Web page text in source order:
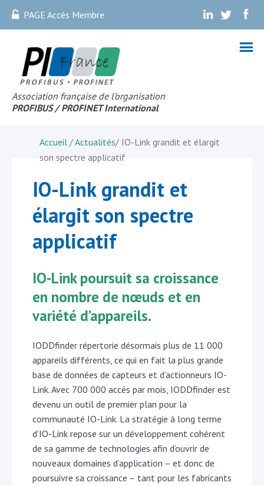
PAGE Accès Membre . . .
Association française de l’organisation
PROFIBUS / PROFINET International
Accueil /Actualités/ IO-Link grandit et élargit
son spectre applicatif
IO-Link grandit et
élargit son spectre
applicatif
IO-Link poursuit sa croissance
en nombre de nœuds et en
variété d’appareils.
IODDfinder répertorie désormais plus de 11 000
appareils différents, ce qui en fait la plus grande
base de données de capteurs et d’actionneurs IO-
Link. Avec 700 000 accès par mois, IODDfinder est
devenu un outil de premier plan pour la
communauté IO-Link. La stratégie à long terme
d’IO-Link repose sur un développement cohérent
de sa gamme de technologies afin d’ouvrir de
nouveaux domaines d’application – et donc de
poursuivre sa croissance – tant pour les fabricants